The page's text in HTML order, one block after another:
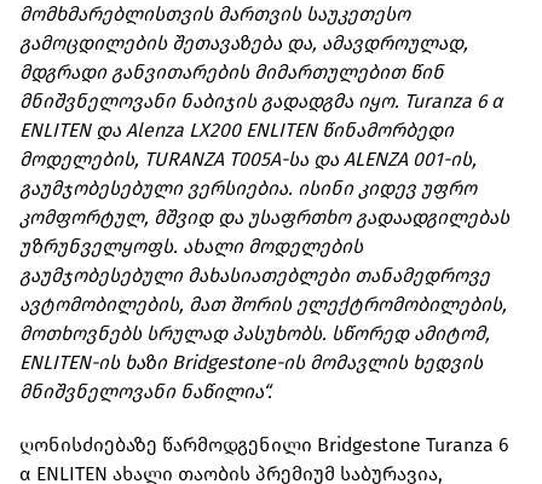
მომხმარებლისთვის მართვის საუკეთესო
გამოცდილების შეთავაზება და, ამავდროულად,
მდგრადი განვითარების მიმართულებით წინ
მნიშვნელოვანი ნაბიჯის გადადგმა იყო. Turanza 6 α
ENLITEN და Alenza LX200 ENLITEN წინამორბედი
მოდელების, TURANZA T005A-სა და ALENZA 001-ის,
გაუმჯობესებული ვერსიებია. ისინი კიდევ უფრო
კომფორტულ, მშვიდ და უსაფრთხო გადაადგილებას
უზრუნველყოფს. ახალი მოდელების
გაუმჯობესებული მახასიათებლები თანამედროვე
ავტომობილების, მათ შორის ელექტრომობილების,
მოთხოვნებს სრულად პასუხობს. სწორედ ამიტომ,
ENLITEN-ის ხაზი Bridgestone-ის მომავლის ხედვის
მნიშვნელოვანი ნაწილია“.
ღონისძიებაზე წარმოდგენილი Bridgestone Turanza 6
α ENLITEN ახალი თაობის პრემიუმ საბურავია,